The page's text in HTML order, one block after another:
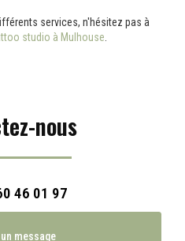
services, n'hésitez pas à
studio à Mulhouse
nous
46 01 97
message